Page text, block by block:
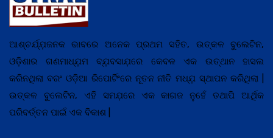
ଆଶ୍ଚର୍ଯ୍ଯ଼ଜନକ ଭାବରେ ଅନେକ ପ୍ରଥମ ସହିତ, ଉତ୍କଳ ବୁଲେଟିନ,
ଓଡ଼ିଶାର ଗଣମାଧ୍ଯ଼ମ ବ୍ଯ଼ବସାଯ଼ରେ କେବଳ ଏକ ଉତ୍ଥାନ ହାସଲ
କରିନଥିଲା ବରଂ ଓଡ଼ିଆ ରିପୋର୍ଟିଂରେ ନୂତନ ନୀତି ମଧ୍ଯ଼ ସ୍ଥାପନ କରିଥିଲା |
ଉତ୍କଳ ବୁଲେଟିନ, ଏହି ସମଯ଼ରେ ଏକ କାଗଜ ନୁହେଁ ତଥାପି ଆର୍ଥିକ
ପରିବର୍ତ୍ତନ ପାଇଁ ଏକ ବିକାଶ |